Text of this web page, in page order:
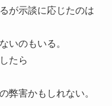
が示談に応じたのは
いのもいる。
たら
弊害かもしれない。